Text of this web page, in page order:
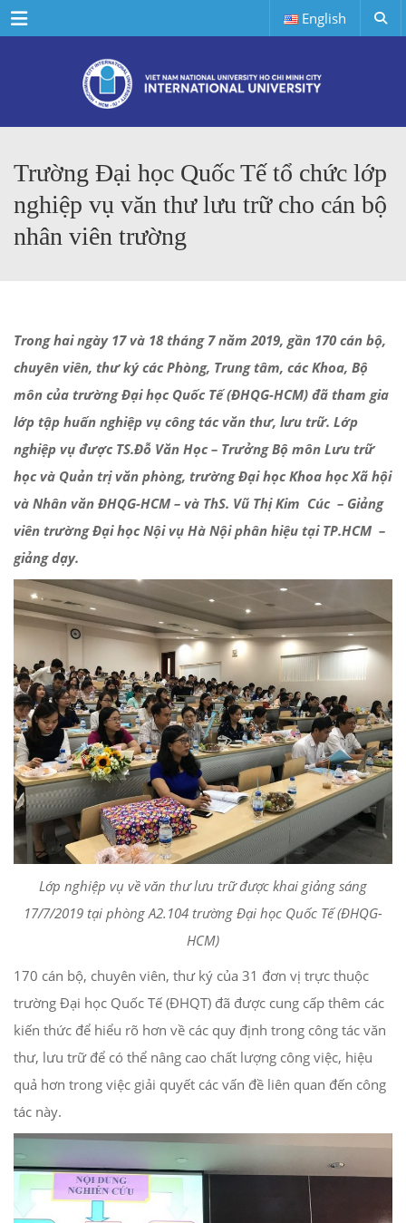
Menu English
Trường Đại học Quốc Tế tổ chức lớp
nghiệp vụ văn thư lưu trữ cho cán bộ
nhân viên trường
Trong hai ngày 17 và 18 tháng 7 năm 2019, gần 170 cán bộ,
chuyên viên, thư ký các Phòng, Trung tâm, các Khoa, Bộ
môn của trường Đại học Quốc Tế (ĐHQG-HCM) đã tham gia
lớp tập huấn nghiệp vụ công tác văn thư, lưu trữ. Lớp
nghiệp vụ được TS.Đỗ Văn Học – Trưởng Bộ môn Lưu trữ
học và Quản trị văn phòng, trường Đại học Khoa học Xã hội
và Nhân văn ĐHQG-HCM – và ThS. Vũ Thị Kim Cúc – Giảng
viên trường Đại học Nội vụ Hà Nội phân hiệu tại TP.HCM –
giảng dạy.
Lớp nghiệp vụ về văn thư lưu trữ được khai giảng sáng
17/7/2019 tại phòng A2.104 trường Đại học Quốc Tế (ĐHQG-
HCM)
170 cán bộ, chuyên viên, thư ký của 31 đơn vị trực thuộc
trường Đại học Quốc Tế (ĐHQT) đã được cung cấp thêm các
kiến thức để hiểu rõ hơn về các quy định trong công tác văn
thư, lưu trữ để có thể nâng cao chất lượng công việc, hiệu
quả hơn trong việc giải quyết các vấn đề liên quan đến công
tác này.